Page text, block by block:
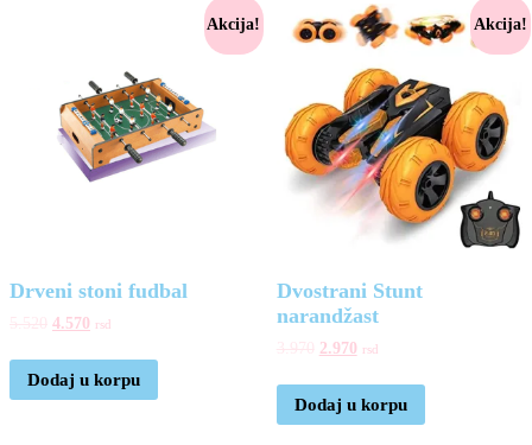
Akcija!
Drveni stoni fudbal
4.570 rsd
Dodaj u korpu
Akcija!
Dvostrani Stunt
narandžast
2.970 rsd
Dodaj u korpu